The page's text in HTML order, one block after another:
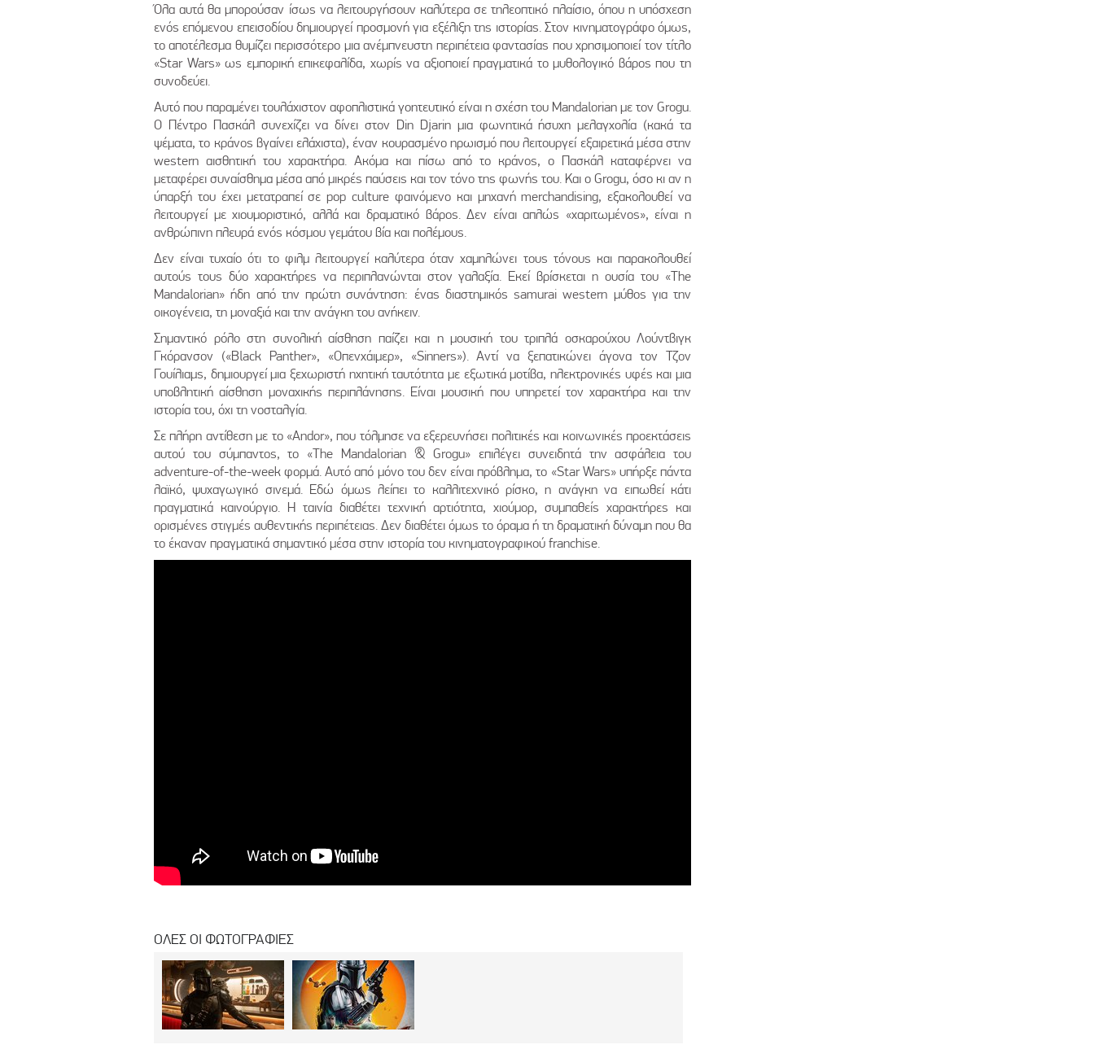
Όλα αυτά θα μπορούσαν ίσως να λειτουργήσουν καλύτερα σε τηλεοπτικό πλαίσιο, όπου η υπόσχεση
ενός επόμενου επεισοδίου δημιουργεί προσμονή για εξέλιξη της ιστορίας. Στον κινηματογράφο όμως,
το αποτέλεσμα θυμίζει περισσότερο μια ανέμπνευστη περιπέτεια φαντασίας που χρησιμοποιεί τον τίτλο
«Star Wars» ως εμπορική επικεφαλίδα, χωρίς να αξιοποιεί πραγματικά το μυθολογικό βάρος που τη
συνοδεύει.
Αυτό που παραμένει τουλάχιστον αφοπλιστικά γοητευτικό είναι η σχέση του Mandalorian με τον Grogu.
Ο Πέντρο Πασκάλ συνεχίζει να δίνει στον Din Djarin μια φωνητικά ήσυχη μελαγχολία (κακά τα
ψέματα, το κράνος βγαίνει ελάχιστα), έναν κουρασμένο ηρωισμό που λειτουργεί εξαιρετικά μέσα στην
western αισθητική του χαρακτήρα. Ακόμα και πίσω από το κράνος, ο Πασκάλ καταφέρνει να
μεταφέρει συναίσθημα μέσα από μικρές παύσεις και τον τόνο της φωνής του. Και ο Grogu, όσο κι αν η
ύπαρξή του έχει μετατραπεί σε pop culture φαινόμενο και μηχανή merchandising, εξακολουθεί να
λειτουργεί με χιουμοριστικό, αλλά και δραματικό βάρος. Δεν είναι απλώς «χαριτωμένος», είναι η
ανθρώπινη πλευρά ενός κόσμου γεμάτου βία και πολέμους.
Δεν είναι τυχαίο ότι το φιλμ λειτουργεί καλύτερα όταν χαμηλώνει τους τόνους και παρακολουθεί
αυτούς τους δύο χαρακτήρες να περιπλανώνται στον γαλαξία. Εκεί βρίσκεται η ουσία του «The
Mandalorian» ήδη από την πρώτη συνάντηση: ένας διαστημικός samurai western μύθος για την
οικογένεια, τη μοναξιά και την ανάγκη του ανήκειν.
Σημαντικό ρόλο στη συνολική αίσθηση παίζει και η μουσική του τριπλά οσκαρούχου Λούντβιγκ
Γκόρανσον («Black Panther», «Οπενχάιμερ», «Sinners»). Αντί να ξεπατικώνει άγονα τον Τζον
Γουίλιαμς, δημιουργεί μια ξεχωριστή ηχητική ταυτότητα με εξωτικά μοτίβα, ηλεκτρονικές υφές και μια
υποβλητική αίσθηση μοναχικής περιπλάνησης. Είναι μουσική που υπηρετεί τον χαρακτήρα και την
ιστορία του, όχι τη νοσταλγία.
Σε πλήρη αντίθεση με το «Andor», που τόλμησε να εξερευνήσει πολιτικές και κοινωνικές προεκτάσεις
αυτού του σύμπαντος, το «The Mandalorian & Grogu» επιλέγει συνειδητά την ασφάλεια του
adventure-of-the-week φορμά. Αυτό από μόνο του δεν είναι πρόβλημα, το «Star Wars» υπήρξε πάντα
λαϊκό, ψυχαγωγικό σινεμά. Εδώ όμως λείπει το καλλιτεχνικό ρίσκο, η ανάγκη να ειπωθεί κάτι
πραγματικά καινούργιο. Η ταινία διαθέτει τεχνική αρτιότητα, χιούμορ, συμπαθείς χαρακτήρες και
ορισμένες στιγμές αυθεντικής περιπέτειας. Δεν διαθέτει όμως το όραμα ή τη δραματική δύναμη που θα
το έκαναν πραγματικά σημαντικό μέσα στην ιστορία του κινηματογραφικού franchise.
ΟΛΕΣ ΟΙ ΦΩΤΟΓΡΑΦΙΕΣ